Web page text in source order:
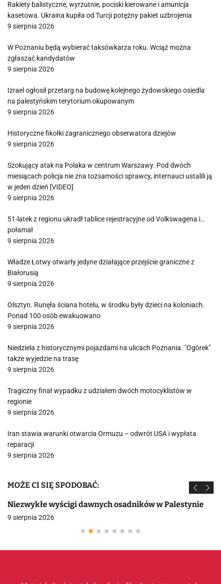
Rakiety balistyczne, wyrzutnie, pociski kierowane i amunicja
kasetowa. Ukraina kupiła od Turcji potężny pakiet uzbrojenia
9 sierpnia 2026
W Poznaniu będą wybierać taksówkarza roku. Wciąż można
zgłaszać kandydatów
9 sierpnia 2026
Izrael ogłosił przetarg na budowę kolejnego żydowskiego osiedla
na palestyńskim terytorium okupowanym
9 sierpnia 2026
Historyczne fikołki zagranicznego obserwatora dziejów
9 sierpnia 2026
Szokujący atak na Polaka w centrum Warszawy. Pod dwóch
miesiącach policja nie zna tożsamości sprawcy, internauci ustalili ją
w jeden dzień [VIDEO]
9 sierpnia 2026
51-latek z regionu ukradł tablice rejestracyjne od Volkswagena i…
połamał
9 sierpnia 2026
Władze Łotwy otwarły jedyne działające przejście graniczne z
Białorusią
9 sierpnia 2026
Olsztyn. Runęła ściana hotelu, w środku były dzieci na koloniach.
Ponad 100 osób ewakuowano
9 sierpnia 2026
Niedziela z historycznymi pojazdami na ulicach Poznania. "Ogórek"
także wyjedzie na trasę
9 sierpnia 2026
Tragiczny finał wypadku z udziałem dwóch motocyklistów w
regionie
9 sierpnia 2026
Iran stawia warunki otwarcia Ormuzu – odwrót USA i wypłata
reparacji
9 sierpnia 2026
MOŻE CI SIĘ SPODOBAĆ:
Niezwykłe wyścigi dawnych osadników w Palestynie
9 sierpnia 2026